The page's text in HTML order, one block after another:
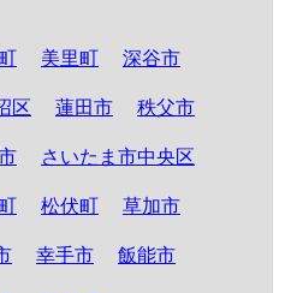
美里町 深谷市
区 蓮田市 秩父市
さいたま市中央区
松伏町 草加市
幸手市 飯能市